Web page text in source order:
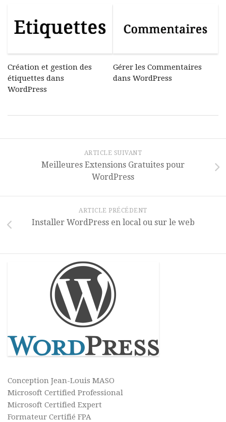
Création et gestion des
étiquettes dans
WordPress
Gérer les Commentaires
dans WordPress
ARTICLE SUIVANT
Meilleures Extensions Gratuites pour
WordPress
ARTICLE PRÉCÉDENT
Installer WordPress en local ou sur le web
Conception Jean-Louis MASO
Microsoft Certified Professional
Microsoft Certified Expert
Formateur Certifié FPA